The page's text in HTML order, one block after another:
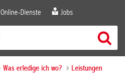
Online-Dienste Jobs
Was erledige ich wo? Leistungen